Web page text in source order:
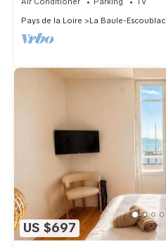
Pays de la Loire
La Baule-Escoublac
US $697